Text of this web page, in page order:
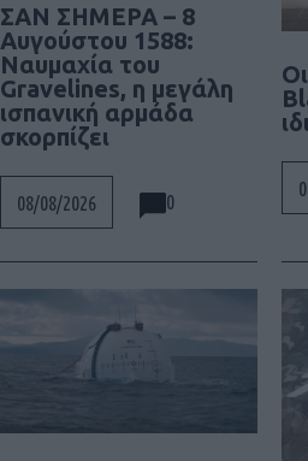
ΣΑΝ ΣΗΜΕΡΑ – 8
Αυγούστου 1588:
Ναυμαχία του
Gravelines, η μεγάλη
ισπανική αρμάδα
σκορπίζει
08/08/2026 0